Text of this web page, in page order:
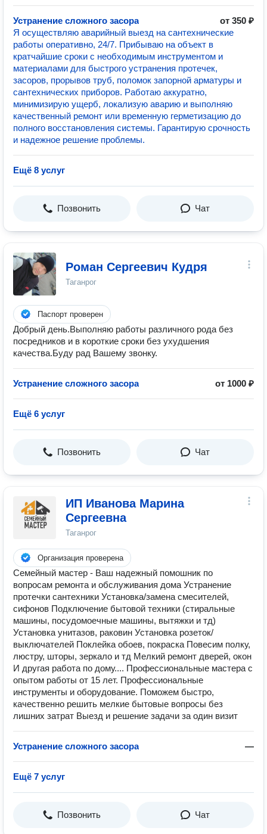
Устранение сложного засора
от 350 ₽
Я осуществляю аварийный выезд на сантехнические
работы оперативно, 24/7. Прибываю на объект в
кратчайшие сроки с необходимым инструментом и
материалами для быстрого устранения протечек,
засоров, прорывов труб, поломок запорной арматуры и
сантехнических приборов. Работаю аккуратно,
минимизирую ущерб, локализую аварию и выполняю
качественный ремонт или временную герметизацию до
полного восстановления системы. Гарантирую срочность
и надежное решение проблемы.
Ещё 8 услуг
Позвонить Чат
Роман Сергеевич Кудря
Таганрог
Паспорт проверен
Добрый день.Выполняю работы различного рода без
посредников и в короткие сроки без ухудшения
качества.Буду рад Вашему звонку.
Устранение сложного засора от 1000 ₽
Ещё 6 услуг
Позвонить Чат
ИП Иванова Марина
Сергеевна
Таганрог
Организация проверена
Семейный мастер - Ваш надежный помошник по
вопросам ремонта и обслуживания дома Устранение
протечки сантехники Установка/замена смесителей,
сифонов Подключение бытовой техники (стиральные
машины, посудомоечные машины, вытяжки и тд)
Установка унитазов, раковин Установка розеток/
выключателей Поклейка обоев, покраска Повесим полку,
люстру, шторы, зеркало и тд Мелкий ремонт дверей, окон
И другая работа по дому.... Профессиональные мастера с
опытом работы от 15 лет. Профессиональные
инструменты и оборудование. Поможем быстро,
качественно решить мелкие бытовые вопросы без
лишних затрат Выезд и решение задачи за один визит
Устранение сложного засора —
Ещё 7 услуг
Позвонить Чат